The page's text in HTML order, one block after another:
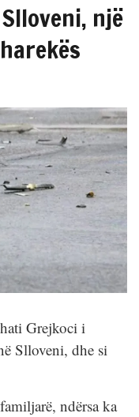
një
Grejkoci i
Slloveni, dhe si
ndërsa ka